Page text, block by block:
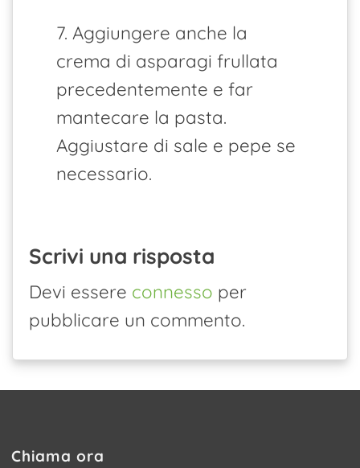
7. Aggiungere anche la
crema di asparagi frullata
precedentemente e far
mantecare la pasta.
Aggiustare di sale e pepe se
necessario.
Scrivi una risposta
Devi essere connesso per
pubblicare un commento.
Chiama ora